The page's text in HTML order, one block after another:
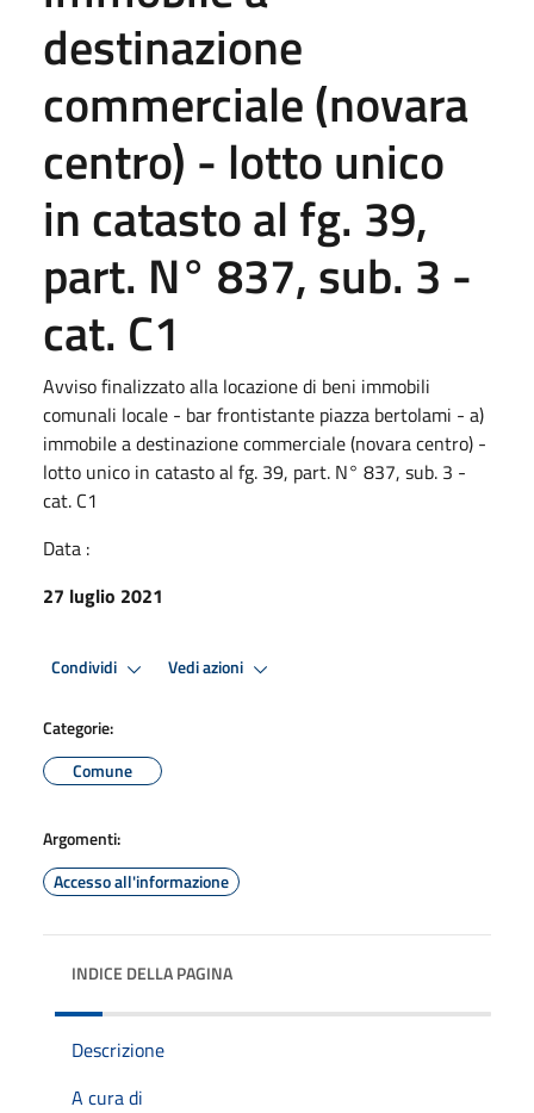
destinazione
commerciale (novara
centro) - lotto unico
in catasto al fg. 39,
part. N° 837, sub. 3 -
cat. C1
Avviso finalizzato alla locazione di beni immobili
comunali locale - bar frontistante piazza bertolami - a)
immobile a destinazione commerciale (novara centro) -
lotto unico in catasto al fg. 39, part. N° 837, sub. 3 -
cat. C1
Data :
27 luglio 2021
Condividi Vedi azioni
Categorie:
Comune
Argomenti:
Accesso all'informazione
INDICE DELLA PAGINA
Descrizione
A cura di